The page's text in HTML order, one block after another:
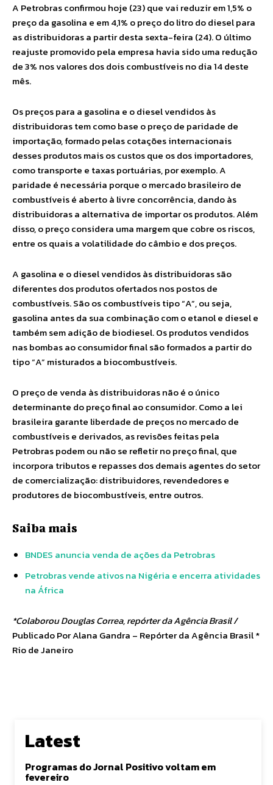
A Petrobras confirmou hoje (23) que vai reduzir em 1,5% o
preço da gasolina e em 4,1% o preço do litro do diesel para
as distribuidoras a partir desta sexta-feira (24). O último
reajuste promovido pela empresa havia sido uma redução
de 3% nos valores dos dois combustíveis no dia 14 deste
mês.
Os preços para a gasolina e o diesel vendidos às
distribuidoras tem como base o preço de paridade de
importação, formado pelas cotações internacionais
desses produtos mais os custos que os dos importadores,
como transporte e taxas portuárias, por exemplo. A
paridade é necessária porque o mercado brasileiro de
combustíveis é aberto à livre concorrência, dando às
distribuidoras a alternativa de importar os produtos. Além
disso, o preço considera uma margem que cobre os riscos,
entre os quais a volatilidade do câmbio e dos preços.
A gasolina e o diesel vendidos às distribuidoras são
diferentes dos produtos ofertados nos postos de
combustíveis. São os combustíveis tipo “A”, ou seja,
gasolina antes da sua combinação com o etanol e diesel e
também sem adição de biodiesel. Os produtos vendidos
nas bombas ao consumidor final são formados a partir do
tipo “A” misturados a biocombustíveis.
O preço de venda às distribuidoras não é o único
determinante do preço final ao consumidor. Como a lei
brasileira garante liberdade de preços no mercado de
combustíveis e derivados, as revisões feitas pela
Petrobras podem ou não se refletir no preço final, que
incorpora tributos e repasses dos demais agentes do setor
de comercialização: distribuidores, revendedores e
produtores de biocombustíveis, entre outros.
Saiba mais
BNDES anuncia venda de ações da Petrobras
Petrobras vende ativos na Nigéria e encerra atividades
na África
*Colaborou Douglas Correa, repórter da Agência Brasil /
Publicado Por Alana Gandra – Repórter da Agência Brasil *
Rio de Janeiro
Latest
Programas do Jornal Positivo voltam em
fevereiro